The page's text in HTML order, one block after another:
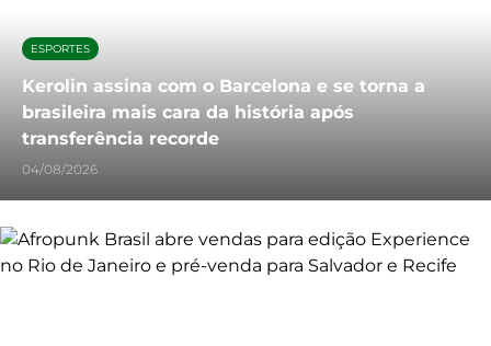
ESPORTES
Kerolin assina com o Barcelona e se torna a
brasileira mais cara da história após
transferência recorde
04/08/2026